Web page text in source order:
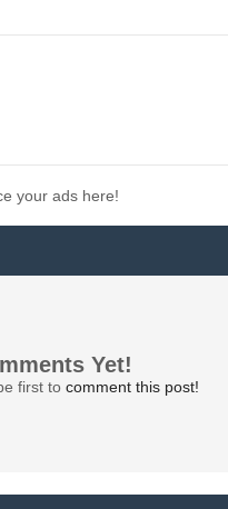
your ads here!
Yet!
first to comment this post!